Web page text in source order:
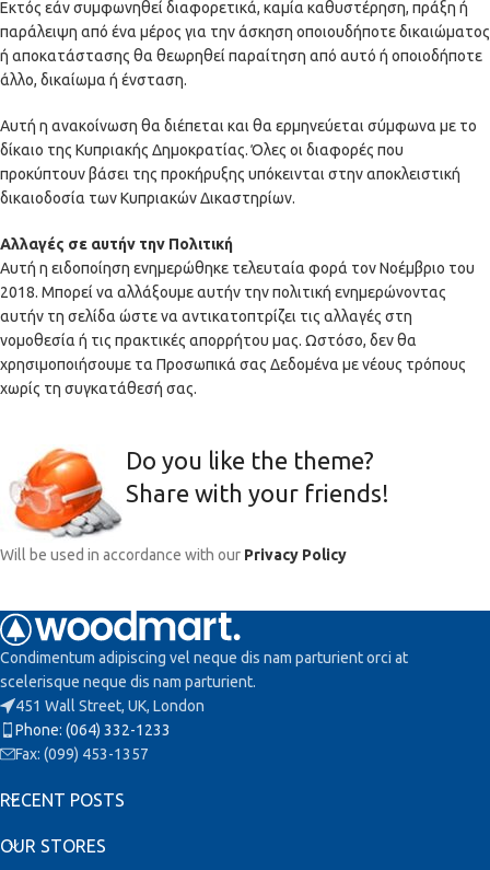
Εκτός εάν συμφωνηθεί διαφορετικά, καμία καθυστέρηση, πράξη ή
παράλειψη από ένα μέρος για την άσκηση οποιουδήποτε δικαιώματος
ή αποκατάστασης θα θεωρηθεί παραίτηση από αυτό ή οποιοδήποτε
άλλο, δικαίωμα ή ένσταση.
Αυτή η ανακοίνωση θα διέπεται και θα ερμηνεύεται σύμφωνα με το
δίκαιο της Κυπριακής Δημοκρατίας. Όλες οι διαφορές που
προκύπτουν βάσει της προκήρυξης υπόκεινται στην αποκλειστική
δικαιοδοσία των Κυπριακών Δικαστηρίων.
Αλλαγές σε αυτήν την Πολιτική
Αυτή η ειδοποίηση ενημερώθηκε τελευταία φορά τον Νοέμβριο του
2018. Μπορεί να αλλάξουμε αυτήν την πολιτική ενημερώνοντας
αυτήν τη σελίδα ώστε να αντικατοπτρίζει τις αλλαγές στη
νομοθεσία ή τις πρακτικές απορρήτου μας. Ωστόσο, δεν θα
χρησιμοποιήσουμε τα Προσωπικά σας Δεδομένα με νέους τρόπους
χωρίς τη συγκατάθεσή σας.
Do you like the theme?
Share with your friends!
Will be used in accordance with our Privacy Policy
Condimentum adipiscing vel neque dis nam parturient orci at
scelerisque neque dis nam parturient.
451 Wall Street, UK, London
Phone: (064) 332-1233
Fax: (099) 453-1357
RECENT POSTS
OUR STORES